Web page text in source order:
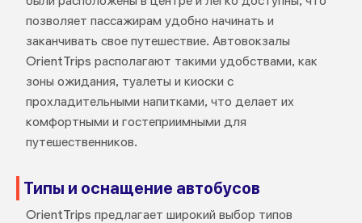
позволяет пассажирам удобно начинать и
заканчивать свое путешествие. Автовокзалы
OrientTrips располагают такими удобствами, как
зоны ожидания, туалеты и киоски с
прохладительными напитками, что делает их
комфортными и гостеприимными для
путешественников.
Типы и оснащение автобусов
OrientTrips предлагает широкий выбор типов